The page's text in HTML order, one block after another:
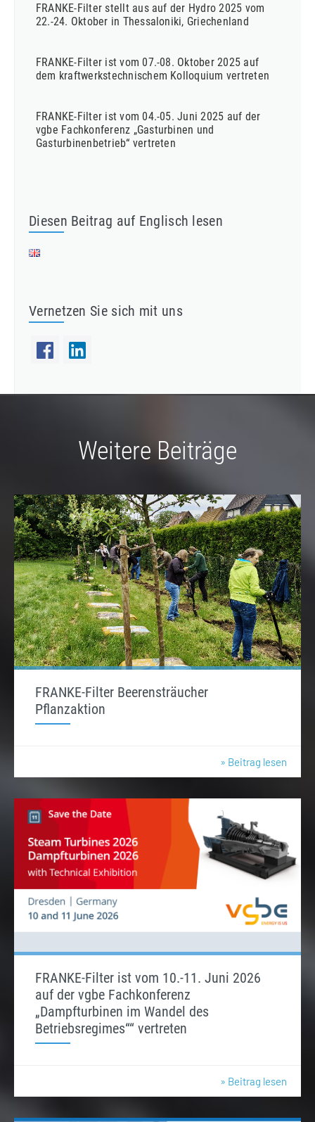
FRANKE-Filter stellt aus auf der Hydro 2025 vom
22.-24. Oktober in Thessaloniki, Griechenland
FRANKE-Filter ist vom 07.-08. Oktober 2025 auf
dem kraftwerkstechnischem Kolloquium vertreten
FRANKE-Filter ist vom 04.-05. Juni 2025 auf der
vgbe Fachkonferenz „Gasturbinen und
Gasturbinenbetrieb“ vertreten
Diesen Beitrag auf Englisch lesen
Vernetzen Sie sich mit uns
Weitere Beiträge
FRANKE-Filter Beerensträucher
Pflanzaktion
» Beitrag lesen
FRANKE-Filter ist vom 10.-11. Juni 2026
auf der vgbe Fachkonferenz
„Dampfturbinen im Wandel des
Betriebsregimes““ vertreten
» Beitrag lesen